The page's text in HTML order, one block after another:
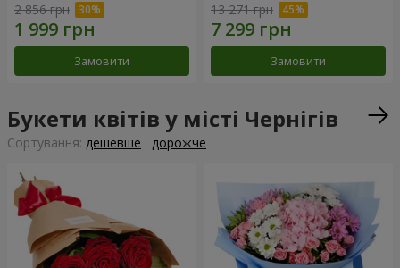
2 856 грн
Замовити
13 271 грн
Замовити
Букети квітів у місті Чернігів
Сортування: дешевше дорожче